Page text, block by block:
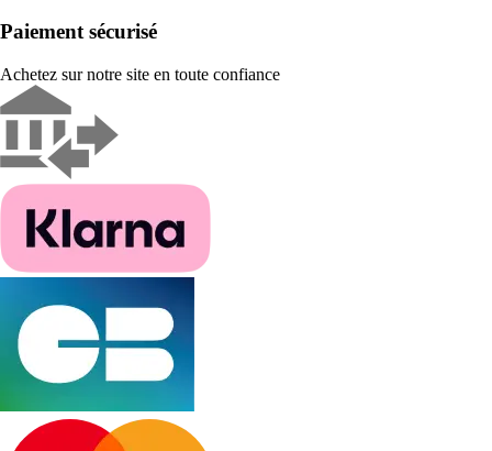
Paiement sécurisé
Achetez sur notre site en toute confiance